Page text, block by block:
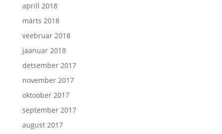
aprill 2018
märts 2018
veebruar 2018
jaanuar 2018
detsember 2017
november 2017
oktoober 2017
september 2017
august 2017